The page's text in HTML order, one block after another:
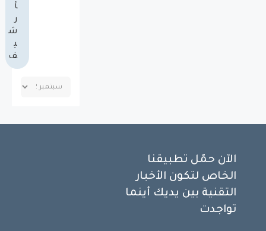
أ
ر
ش
ي
ف
الآن حمّل تطبيقنا
الخاص لتكون الأخبار
التقنية بين يديك أينما
تواجدت